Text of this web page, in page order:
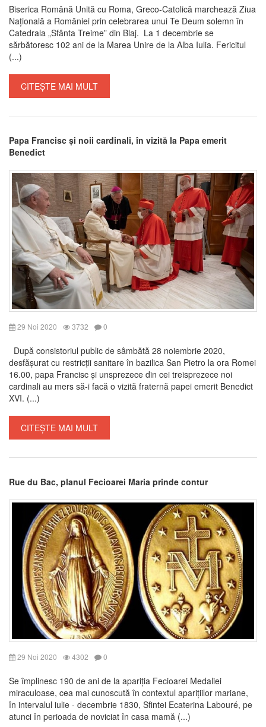
Biserica Română Unită cu Roma, Greco-Catolică marchează Ziua
Națională a României prin celebrarea unui Te Deum solemn în
Catedrala „Sfânta Treime” din Blaj. La 1 decembrie se
sărbătoresc 102 ani de la Marea Unire de la Alba Iulia. Fericitul
(...)
CITEȘTE MAI MULT
Papa Francisc și noii cardinali, în vizită la Papa emerit
Benedict
29 Noi 2020 3732 0
După consistoriul public de sâmbătă 28 noiembrie 2020,
desfășurat cu restricții sanitare în bazilica San Pietro la ora Romei
16.00, papa Francisc și unsprezece din cei treisprezece noi
cardinali au mers să-i facă o vizită fraternă papei emerit Benedict
XVI. (...)
CITEȘTE MAI MULT
Rue du Bac, planul Fecioarei Maria prinde contur
29 Noi 2020 4302 0
Se împlinesc 190 de ani de la apariția Fecioarei Medaliei
miraculoase, cea mai cunoscută în contextul aparițiilor mariane,
în intervalul iulie - decembrie 1830, Sfintei Ecaterina Labouré, pe
atunci în perioada de noviciat în casa mamă (...)